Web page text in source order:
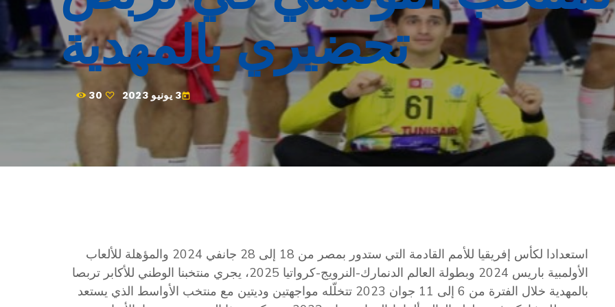
تحضيري بالمهدية
today 3 يونيو 2023 30
استعدادا لكأس إفريقيا للأمم القادمة التي ستدور بمصر من 18 إلى 28 جانفي 2024 والمؤهلة للألعاب
الأولمبية باريس 2024 وبطولة العالم الدنمارك-النرويج-كرواتيا 2025، يجري منتخبنا الوطني للأكابر تربصا
بالمهدية خلال الفترة من 6 إلى 11 جوان 2023 تتخلّله مواجهتين وديتين مع منتخب الأواسط الذي يستعد